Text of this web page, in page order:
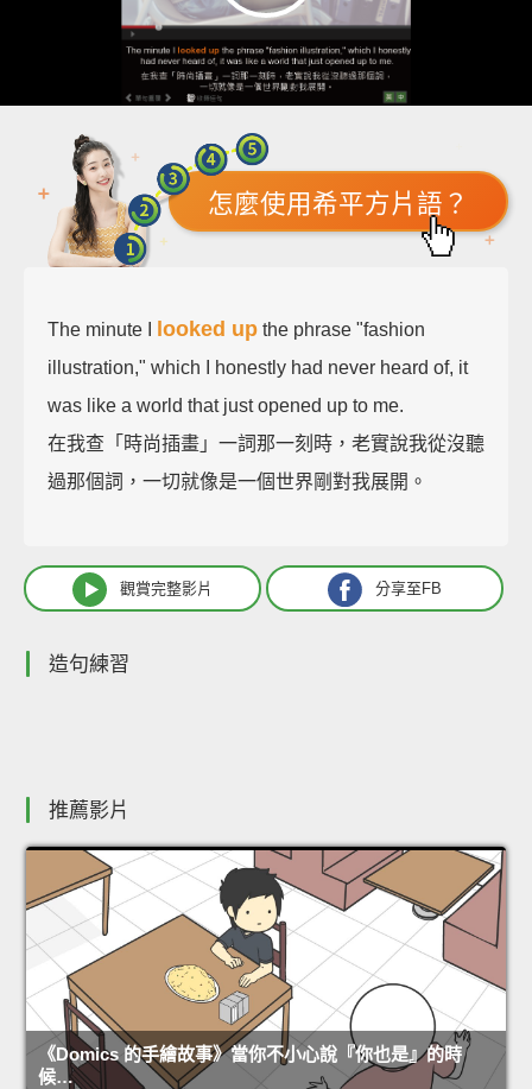
怎麼使用希平方片語？
The minute I looked up the phrase "fashion
illustration," which I honestly had never heard of, it
was like a world that just opened up to me.
在我查「時尚插畫」一詞那一刻時，老實說我從沒聽
過那個詞，一切就像是一個世界剛對我展開。
觀賞完整影片 分享至FB
造句練習
推薦影片
《Domics 的手繪故事》當你不小心說『你也是』的時
候…